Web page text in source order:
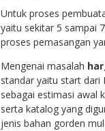
Untuk proses
yaitu sekitar 5 sampai
proses pemasangan
Mengenai masalah
standar yaitu start dari
sebagai estimasi awal
serta katalog yang
jenis bahan gorden